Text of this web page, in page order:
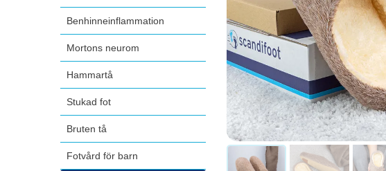
Benhinneinflammation
Mortons neurom
Hammartå
Stukad fot
Bruten tå
Fotvård för barn